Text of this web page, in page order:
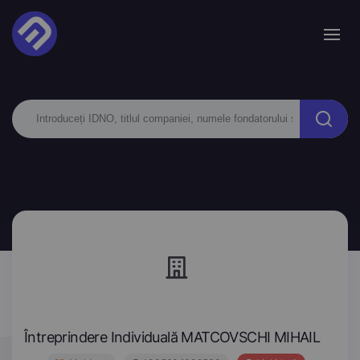
Întreprindere Individuală MATCOVSCHI MIHAIL